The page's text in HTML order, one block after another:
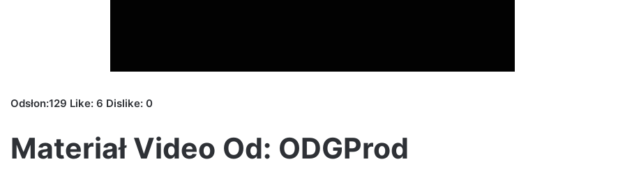
Odsłon:129 Like: 6 Dislike: 0
Materiał Video Od: ODGProd